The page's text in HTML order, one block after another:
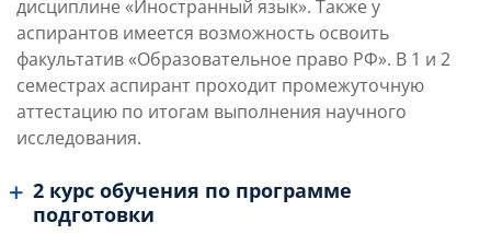
дисциплине «Иностранный язык». Также у
аспирантов имеется возможность освоить
факультатив «Образовательное право РФ». В 1 и 2
семестрах аспирант проходит промежуточную
аттестацию по итогам выполнения научного
исследования.
2 курс обучения по программе
подготовки